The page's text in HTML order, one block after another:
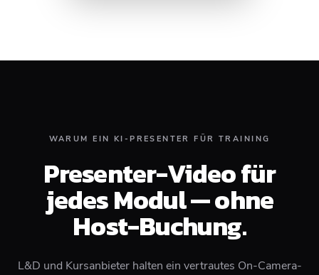
WARUM EIN KI-PRESENTER FÜR TRAINING
Presenter-Video für
jedes Modul — ohne
Host-Buchung.
L&D und Kursanbieter halten ein vertrautes On-Camera-